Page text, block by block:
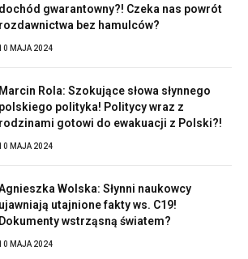
dochód gwarantowny?! Czeka nas powrót
rozdawnictwa bez hamulców?
MAJA 2024
Marcin Rola: Szokujące słowa słynnego
polskiego polityka! Politycy wraz z
rodzinami gotowi do ewakuacji z Polski?!
MAJA 2024
Wolska: Słynni naukowcy
ujawniają utajnione fakty ws. C19!
Dokumenty wstrząsną światem?
MAJA 2024